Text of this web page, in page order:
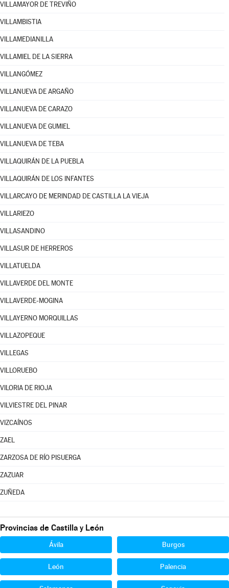
VILLAMAYOR DE TREVIÑO
VILLAMBISTIA
VILLAMEDIANILLA
VILLAMIEL DE LA SIERRA
VILLANGÓMEZ
VILLANUEVA DE ARGAÑO
VILLANUEVA DE CARAZO
VILLANUEVA DE GUMIEL
VILLANUEVA DE TEBA
VILLAQUIRÁN DE LA PUEBLA
VILLAQUIRÁN DE LOS INFANTES
VILLARCAYO DE MERINDAD DE CASTILLA LA VIEJA
VILLARIEZO
VILLASANDINO
VILLASUR DE HERREROS
VILLATUELDA
VILLAVERDE DEL MONTE
VILLAVERDE-MOGINA
VILLAYERNO MORQUILLAS
VILLAZOPEQUE
VILLEGAS
VILLORUEBO
VILORIA DE RIOJA
VILVIESTRE DEL PINAR
VIZCAÍNOS
ZAEL
ZARZOSA DE RÍO PISUERGA
ZAZUAR
ZUÑEDA
Provincias de Castilla y León
Ávila Burgos
León Palencia